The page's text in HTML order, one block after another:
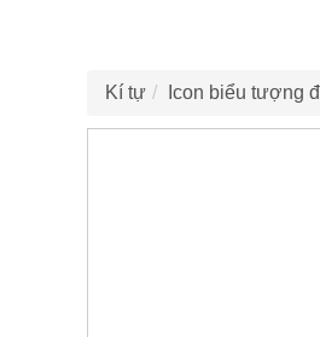
Kí tự Icon biểu tượng